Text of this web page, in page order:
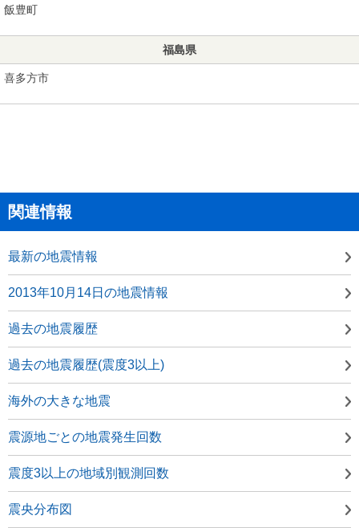
飯豊町
福島県
喜多方市
関連情報
最新の地震情報
2013年10月14日の地震情報
過去の地震履歴
過去の地震履歴(震度3以上)
海外の大きな地震
震源地ごとの地震発生回数
震度3以上の地域別観測回数
震央分布図